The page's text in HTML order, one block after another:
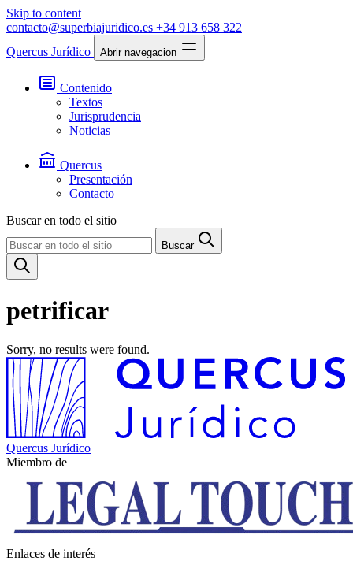
Skip to content
contacto@superbiajuridico.es +34 913 658 322
Quercus Jurídico
Abrir navegacion
Contenido
Textos
Jurisprudencia
Noticias
Quercus
Presentación
Contacto
Buscar en todo el sitio
Buscar
petrificar
Sorry, no results were found.
Quercus Jurídico
Miembro de
Enlaces de interés